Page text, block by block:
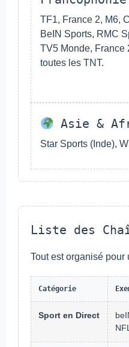
TF1, France 2, M6,
BeIN Sports, RMC
TV5 Monde, France
toutes les TNT.
Asie &
Star Sports (Inde),
Liste des
Tout est organisé
Catégorie
Sport en Direct